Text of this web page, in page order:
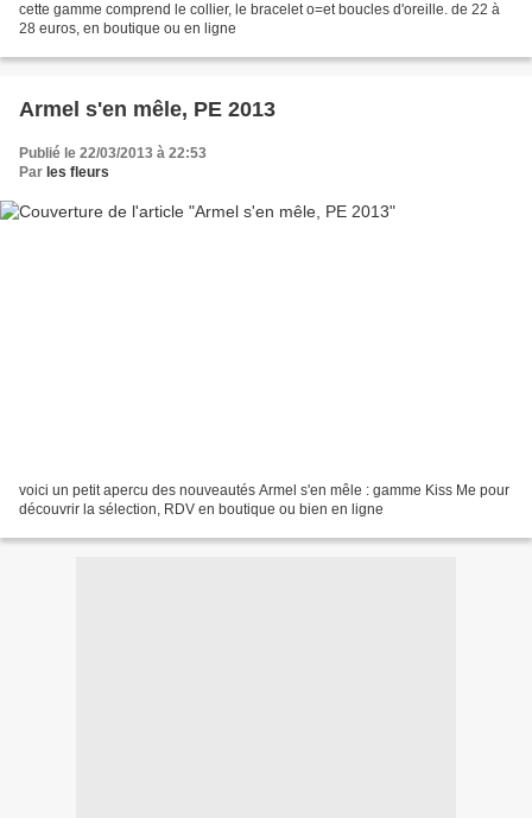
cette gamme comprend le collier, le bracelet o=et boucles d'oreille. de 22 à
28 euros, en boutique ou en ligne
Armel s'en mêle, PE 2013
Publié le 22/03/2013 à 22:53
Par les fleurs
voici un petit apercu des nouveautés Armel s'en mêle : gamme Kiss Me pour
découvrir la sélection, RDV en boutique ou bien en ligne